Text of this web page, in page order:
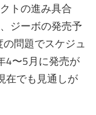
トの進み具合
ジーボの発売予
問題でスケジュ
4〜5月に発売が
在でも見通しが